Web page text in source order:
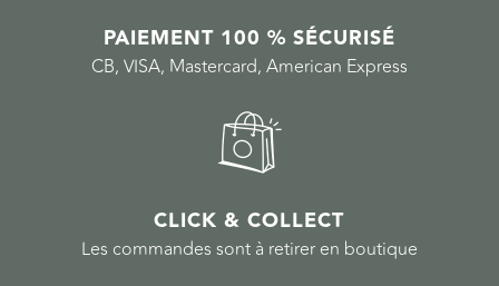
PAIEMENT 100 % SÉCURISÉ
CB, VISA, Mastercard, American Express
CLICK & COLLECT
Les commandes sont à retirer en boutique